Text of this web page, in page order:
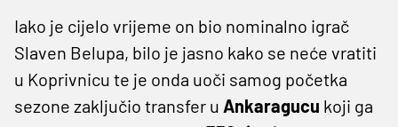
Iako je cijelo vrijeme on bio nominalno igrač
Slaven Belupa, bilo je jasno kako se neće vratiti
u Koprivnicu te je onda uoči samog početka
sezone zaključio transfer u Ankaragucu koji ga